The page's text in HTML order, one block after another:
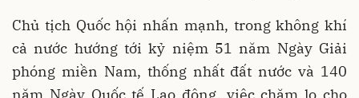
Chủ tịch Quốc hội nhấn mạnh, trong không khí
cả nước hướng tới kỷ niệm 51 năm Ngày Giải
phóng miền Nam, thống nhất đất nước và 140